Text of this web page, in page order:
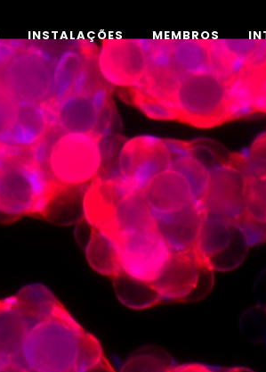
INSTALAÇÕES MEMBROS